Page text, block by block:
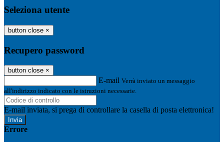
Seleziona utente
button close ×
Recupero password
button close ×
E-mail Verrà inviato un messaggio
all'indirizzo indicato con le istruzioni necessarie.
E-mail inviata, si prega di controllare la casella di posta elettronica!
Errore